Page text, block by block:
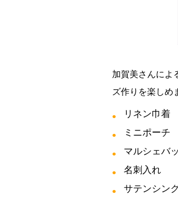
加賀美さんによ
ズ作りを楽しめ
リネン巾着
ミニポーチ
マルシェバ
名刺入れ
サテンシン